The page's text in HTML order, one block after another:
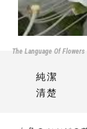
純潔
清楚